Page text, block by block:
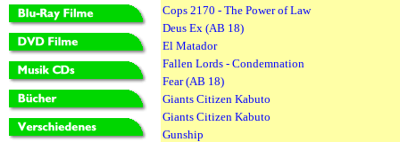
Cops 2170 - The Power of Law
Deus Ex (AB 18)
El Matador
Fallen Lords - Condemnation
Fear (AB 18)
Giants Citizen Kabuto
Giants Citizen Kabuto
Gunship